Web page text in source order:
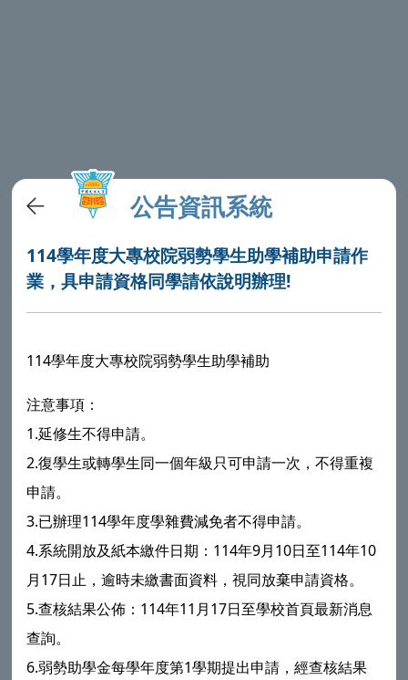
公告資訊系統
114學年度大專校院弱勢學生助學補助申請作
業，具申請資格同學請依說明辦理!
114學年度大專校院弱勢學生助學補助
注意事項：
1.延修生不得申請。
2.復學生或轉學生同一個年級只可申請一次，不得重複
申請。
3.已辦理114學年度學雜費減免者不得申請。
4.系統開放及紙本繳件日期：114年9月10日至114年10
月17日止，逾時未繳書面資料，視同放棄申請資格。
5.查核結果公佈：114年11月17日至學校首頁最新消息
查詢。
6.弱勢助學金每學年度第1學期提出申請，經查核結果